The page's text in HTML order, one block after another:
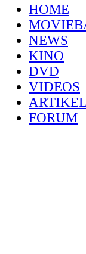
HOME
NEWS
KINO
DVD
VIDEOS
ARTIKEL
FORUM